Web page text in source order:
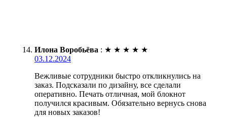
Илона Воробьёва : ★ ★ ★ ★ ★
03.12.2024
Вежливые сотрудники быстро откликнулись на
заказ. Подсказали по дизайну, все сделали
оперативно. Печать отличная, мой блокнот
получился красивым. Обязательно вернусь снова
для новых заказов!